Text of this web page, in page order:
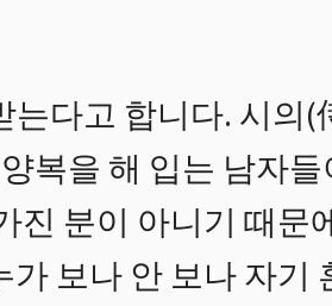
다고 합니다. 시의(
복을 해 입는 남자
분이 아니기 때문
보나 안 보나 자기